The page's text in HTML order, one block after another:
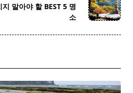
말아야 할 BEST 5 명
소